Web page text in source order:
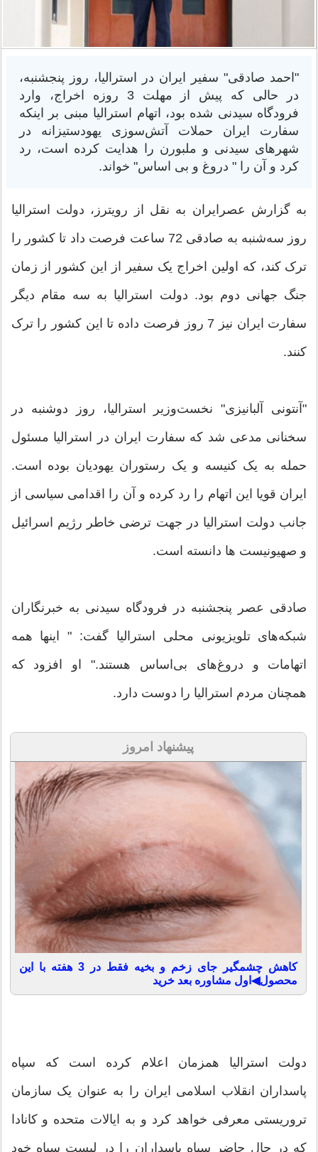
"احمد صادقی" سفیر ایران در استرالیا، روز پنجشنبه،
در حالی که پیش از مهلت 3 روزه اخراج، وارد
فرودگاه سیدنی شده بود، اتهام استرالیا مبنی بر اینکه
سفارت ایران حملات آتش‌سوزی یهودستیزانه در
شهرهای سیدنی و ملبورن را هدایت کرده است، رد
کرد و آن را " دروغ و بی اساس" خواند.
به گزارش عصرایران به نقل از رویترز، دولت استرالیا
روز سه‌شنبه به صادقی 72 ساعت فرصت داد تا کشور را
ترک کند، که اولین اخراج یک سفیر از این کشور از زمان
جنگ جهانی دوم بود. دولت استرالیا به سه مقام دیگر
سفارت ایران نیز 7 روز فرصت داده تا این کشور را ترک
کنند.
"آنتونی آلبانیزی" نخست‌وزیر استرالیا، روز دوشنبه در
سخنانی مدعی شد که سفارت ایران در استرالیا مسئول
حمله به یک کنیسه و یک رستوران یهودیان بوده است.
ایران قویا این اتهام را رد کرده و آن را اقدامی سیاسی از
جانب دولت استرالیا در جهت ترضی خاطر رژیم اسرائیل
و صهیونیست ها دانسته است.
صادقی عصر پنجشنبه در فرودگاه سیدنی به خبرنگاران
شبکه‌های تلویزیونی محلی استرالیا گفت: " اینها همه
اتهامات و دروغ‌های بی‌اساس هستند." او افزود که
همچنان مردم استرالیا را دوست دارد.
پیشنهاد امروز
کاهش چشمگیر جای زخم و بخیه فقط در 3 هفته با این
محصول◀اول مشاوره بعد خرید
دولت استرالیا همزمان اعلام کرده است که سپاه
پاسداران انقلاب اسلامی ایران را به عنوان یک سازمان
تروریستی معرفی خواهد کرد و به ایالات متحده و کانادا
که در حال حاضر سپاه پاسداران را در لیست سیاه خود